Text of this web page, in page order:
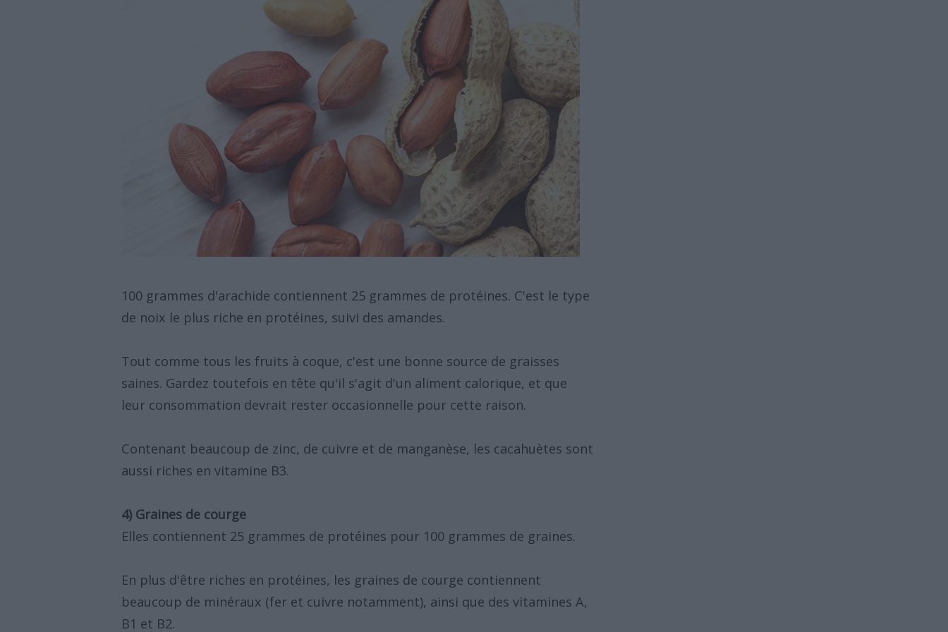
100 grammes d'arachide contiennent 25 grammes de protéines. C'est le type
de noix le plus riche en protéines, suivi des amandes.
Tout comme tous les fruits à coque, c'est une bonne source de graisses
saines. Gardez toutefois en tête qu'il s'agit d'un aliment calorique, et que
leur consommation devrait rester occasionnelle pour cette raison.
Contenant beaucoup de zinc, de cuivre et de manganèse, les cacahuètes sont
aussi riches en vitamine B3.
4) Graines de courge
Elles contiennent 25 grammes de protéines pour 100 grammes de graines.
En plus d'être riches en protéines, les graines de courge contiennent
beaucoup de minéraux (fer et cuivre notamment), ainsi que des vitamines A,
B1 et B2.